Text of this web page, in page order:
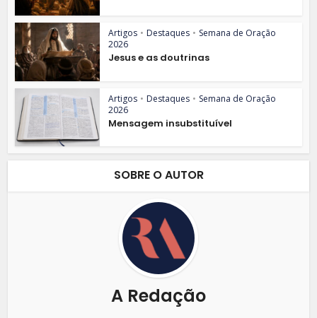
Artigos • Destaques • Semana de Oração
2026
Jesus e as doutrinas
Artigos • Destaques • Semana de Oração
2026
Mensagem insubstituível
SOBRE O AUTOR
A Redação